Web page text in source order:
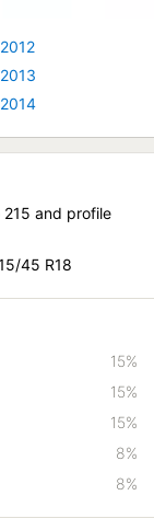
2012
2013
2014
and profile
45 R18
15%
15%
15%
8%
8%